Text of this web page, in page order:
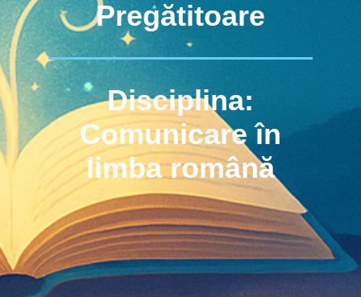
Pregătitoare
Disciplina:
Comunicare în
limba română